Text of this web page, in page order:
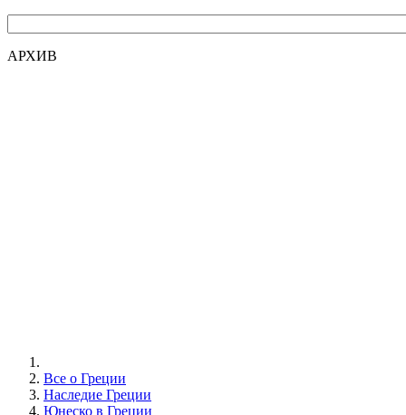
АРХИВ
Все о Греции
Наследие Греции
Юнеско в Греции